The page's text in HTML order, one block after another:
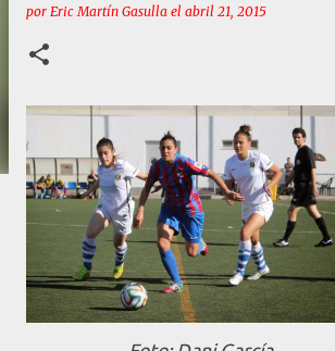
por Eric Martín Gasulla el abril 21, 2015